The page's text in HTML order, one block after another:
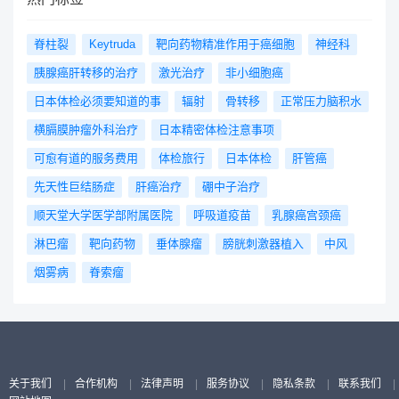
脊柱裂 Keytruda 靶向药物精准作用于癌细胞 神经科
胰腺癌肝转移的治疗 激光治疗 非小细胞癌
日本体检必须要知道的事 辐射 骨转移 正常压力脑积水
横膈膜肿瘤外科治疗 日本精密体检注意事项
可愈有道的服务费用 体检旅行 日本体检 肝管癌
先天性巨结肠症 肝癌治疗 硼中子治疗
顺天堂大学医学部附属医院 呼吸道疫苗 乳腺癌宫颈癌
淋巴瘤 靶向药物 垂体腺瘤 膀胱刺激器植入 中风
烟雾病 脊索瘤
关于我们 合作机构 法律声明 服务协议 隐私条款 联系我们